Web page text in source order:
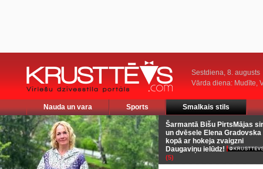
Sestdiena, 8. augusts
Vārda diena: Mudīte,
Nauda un vara Sports Smalkais stils
Šarmantā Bišu PirtsMājas
un dvēsele Elena Gradovska
kopā ar hokeja zvaigzni
Daugaviņu ielūdz!
(5)